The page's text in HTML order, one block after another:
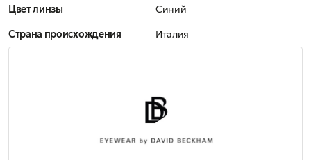
Цвет линзы
Синий
Страна происхождения
Италия